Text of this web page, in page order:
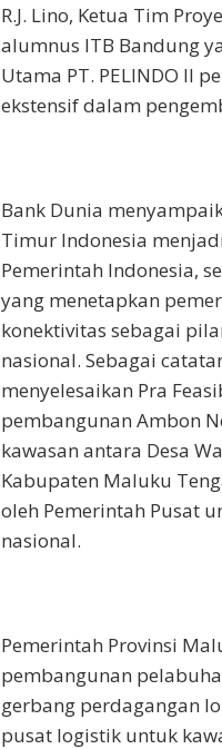
R.J. Lino, Ketua Tim
alumnus ITB Bandung
Utama PT. PELINDO II
ekstensif dalam
Bank Dunia
Timur Indonesia
Pemerintah Indonesia,
yang menetapkan
konektivitas sebagai
nasional. Sebagai
menyelesaikan Pra
pembangunan Ambon
kawasan antara Desa
Kabupaten Maluku
oleh Pemerintah Pusat
nasional.
Pemerintah Provinsi
pembangunan
gerbang perdagangan
pusat logistik untuk